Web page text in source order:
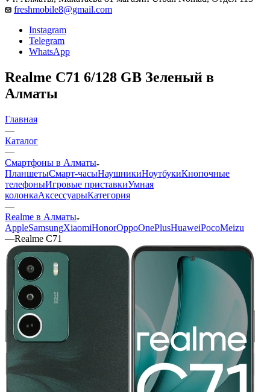
freshmobile8@gmail.com
Instagram
Telegram
WhatsApp
Realme C71 6/128 GB Зеленый в
Алматы
Главная
—
Каталог
—
Смартфоны в Алматы
ПланшетыСмарт-часыНаушникиНоутбукиКнопочные
телефоныИгровые приставкиУмная
колонкаАксессуарыКатегория
—
Realme в Алматы
AppleSamsungXiaomiHonorOppoOnePlusHuaweiPocoMeizu
—Realme C71